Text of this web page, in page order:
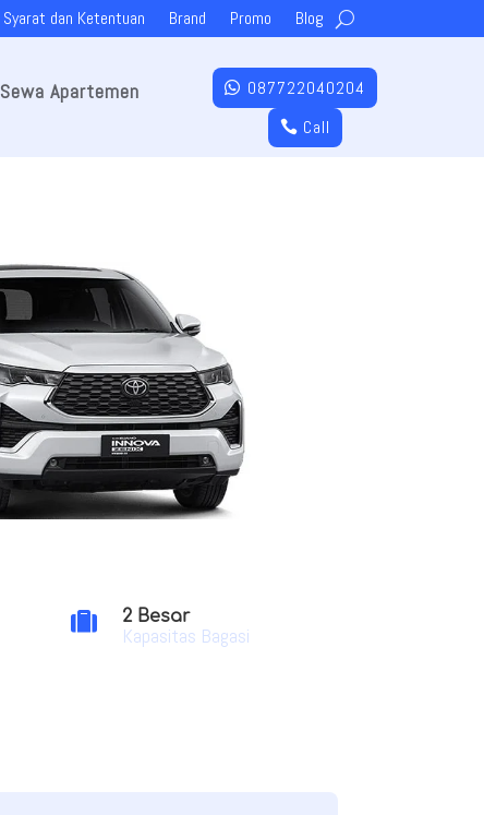
Syarat dan Ketentuan Brand Promo Blog
Sewa Apartemen
087722040204
Call
 2 Besar
Kapasitas Bagasi